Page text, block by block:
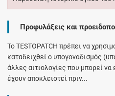
Προφυλάξεις και
Το TESTOPATCH πρέπει να
καταδειχθεί ο υπογοναδισμός
άλλες αιτιολογίες που μπορεί
έχουν αποκλειστεί πριν...